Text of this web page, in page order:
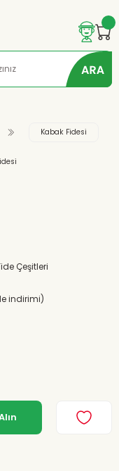
Kabak Fidesi
Çeşitleri
indirimi)